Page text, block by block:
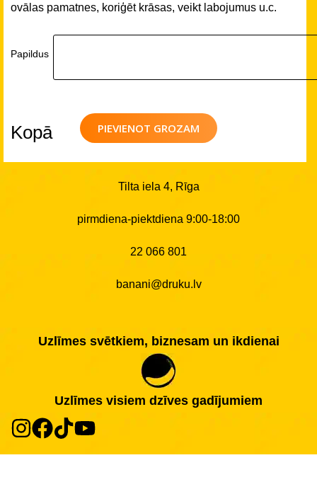
ovālas pamatnes, koriģēt krāsas, veikt labojumus u.c.
Papildus
PIEVIENOT GROZAM
Kopā
Tilta iela 4, Rīga
pirmdiena-piektdiena 9:00-18:00
22 066 801
banani@druku.lv
Uzlīmes svētkiem, biznesam un ikdienai
Uzlīmes visiem dzīves gadījumiem